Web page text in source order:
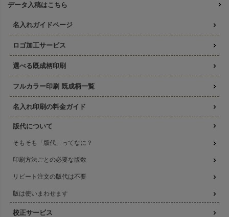
データ入稿はこちら
名入れガイドページ
ロゴ加工サービス
選べる既成柄印刷
フルカラー印刷 既成柄一覧
名入れ印刷の料金ガイド
版代について
そもそも「版代」ってなに？
印刷方法ごとの必要な版数
リピート注文の版代は不要
版は使いまわせます
校正サービス